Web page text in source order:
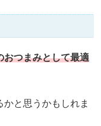
おつまみとして最適
と思うかもしれま